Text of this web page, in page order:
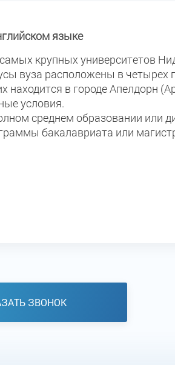
языке
крупных университетов
вуза расположены в четырех
в городе Апелдорн
условия.
среднем образовании или
бакалавриата или
ЗВОНОК